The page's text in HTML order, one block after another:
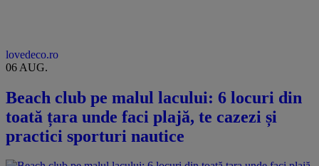
lovedeco.ro
06 AUG.
Beach club pe malul lacului: 6 locuri din
toată țara unde faci plajă, te cazezi și
practici sporturi nautice